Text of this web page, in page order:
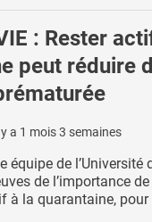
: Rester
peut réduire
a 1 mois 3 semaines
équipe de l’Université
de l’importance
à la quarantaine, pour